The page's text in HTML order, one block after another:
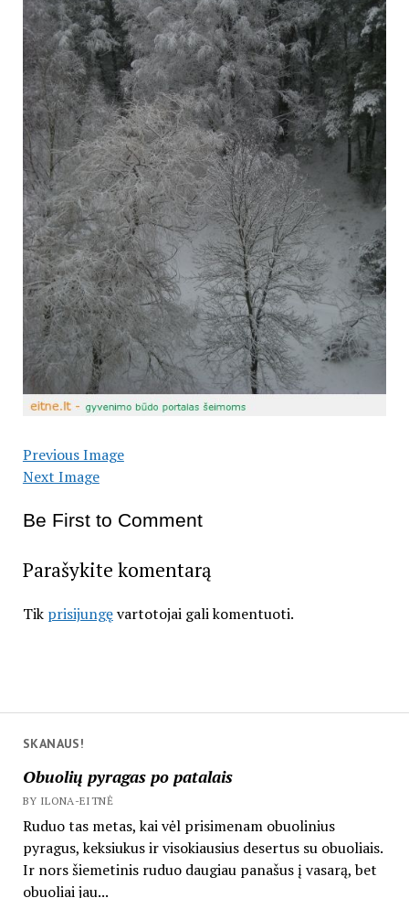
SKANAUS!
Obuolių pyragas po patalais
BY ILONA-EITNĖ
Ruduo tas metas, kai vėl prisimenam obuolinius
pyragus, keksiukus ir visokiausius desertus su obuoliais.
Ir nors šiemetinis ruduo daugiau panašus į vasarą, bet
obuoliai jau...
Previous Image
Next Image
Be First to Comment
Parašykite komentarą
Tik prisijungęvartotojai gali komentuoti.